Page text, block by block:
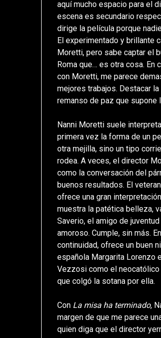
aquí mucho espacio para el
escena es secundario
dirige la película porque
El experimentado y brillante
Moretti, pero sabe captar el
Roma que… es otra cosa. En
con Moretti, me parece
mejores trabajos. Destacar
remanso de paz que supone
Nanni Moretti suele
primera vez la forma de un
otra mejilla, sino un tipo
rodea. A veces, el director
como la conversación del
buenos resultados. El
ofrece una gran
muestra la patética belleza,
Saverio, el amigo de
amoroso. Cumple, sin más.
continuidad, ofrece un buen
española Margarita Lorenzo
Vezzosi como el
que colgó la sotana por ella.
Con La misa ha terminado,
margen de que me parece
quien diga que el director